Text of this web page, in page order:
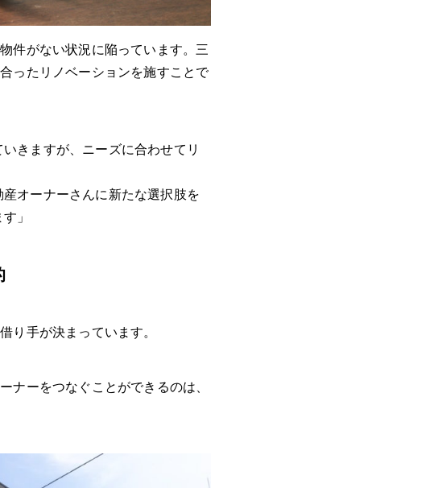
件がない状況に陥っています。三
ったリノベーションを施すことで
きますが、ニーズに合わせてリ
オーナーさんに新たな選択肢を
」
り手が決まっています。
ナーをつなぐことができるのは、